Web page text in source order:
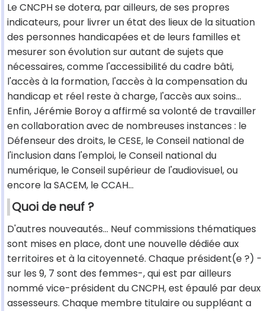
Le CNCPH se dotera, par ailleurs, de ses propres
indicateurs, pour livrer un état des lieux de la situation
des personnes handicapées et de leurs familles et
mesurer son évolution sur autant de sujets que
nécessaires, comme l'accessibilité du cadre bâti,
l'accès à la formation, l'accès à la compensation du
handicap et réel reste à charge, l'accès aux soins…
Enfin, Jérémie Boroy a affirmé sa volonté de travailler
en collaboration avec de nombreuses instances : le
Défenseur des droits, le CESE, le Conseil national de
l'inclusion dans l'emploi, le Conseil national du
numérique, le Conseil supérieur de l'audiovisuel, ou
encore la SACEM, le CCAH…
Quoi de neuf ?
D'autres nouveautés… Neuf commissions thématiques
sont mises en place, dont une nouvelle dédiée aux
territoires et à la citoyenneté. Chaque président(e ?) -
sur les 9, 7 sont des femmes-, qui est par ailleurs
nommé vice-président du CNCPH, est épaulé par deux
assesseurs. Chaque membre titulaire ou suppléant a